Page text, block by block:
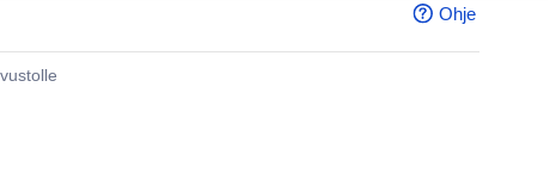
Ohje